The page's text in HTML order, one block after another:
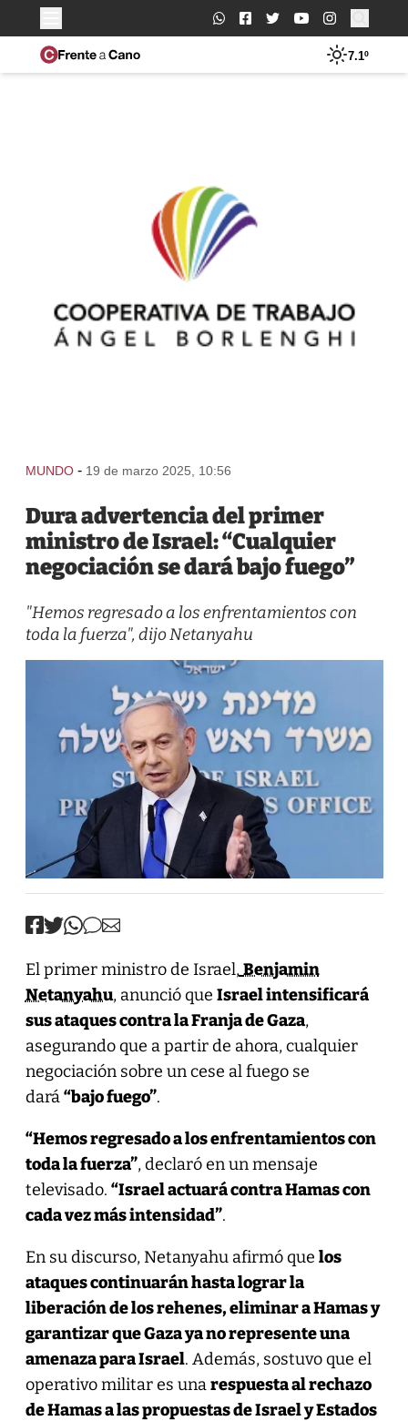
Buscar:
7.1º
MUNDO - 19 de marzo 2025, 10:56
Dura advertencia del primer
ministro de Israel: “Cualquier
negociación se dará bajo fuego”
"Hemos regresado a los enfrentamientos con
toda la fuerza", dijo Netanyahu
El primer ministro de Israel, Benjamin
Netanyahu,anunció que Israel intensificará
sus ataques contra la Franja de Gaza,
asegurando que a partir de ahora, cualquier
negociación sobre un cese al fuego se
dará“bajo fuego”.
“Hemos regresado a los enfrentamientos con
toda la fuerza”, declaró en un mensaje
televisado. “Israel actuará contra Hamas con
cada vez más intensidad”.
En su discurso, Netanyahu afirmó que los
ataques continuarán hasta lograr la
liberación de los rehenes, eliminar a Hamas y
garantizar que Gaza ya no represente una
amenaza para Israel. Además, sostuvo que el
operativo militar es unarespuesta al rechazo
de Hamas a las propuestas de Israel y Estados